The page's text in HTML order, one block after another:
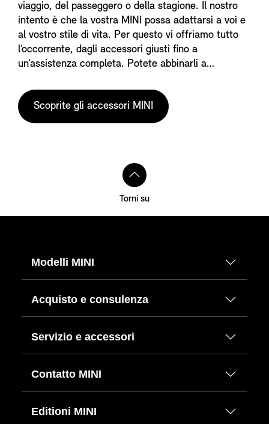
viaggio, del passeggero o della stagione. Il nostro
intento è che la vostra MINI possa adattarsi a voi e
al vostro stile di vita. Per questo vi offriamo tutto
l’occorrente, dagli accessori giusti fino a
un’assistenza completa. Potete abbinarli a
renderla perfettamente adatta a voi e alla vostra
prossima avventura.
Scoprite gli accessori MINI
Torni su
Modelli MINI
Acquisto e consulenza
Servizio e accessori
Contatto MINI
Editioni MINI